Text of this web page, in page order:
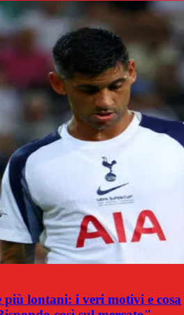
più lontani: i veri motivi e cosa